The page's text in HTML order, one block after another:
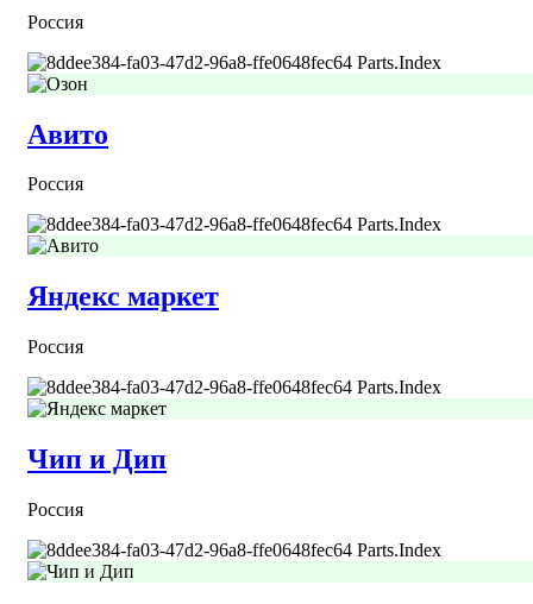
Россия
Parts.Index
Авито
Россия
Parts.Index
Яндекс маркет
Россия
Parts.Index
Чип и Дип
Россия
Parts.Index